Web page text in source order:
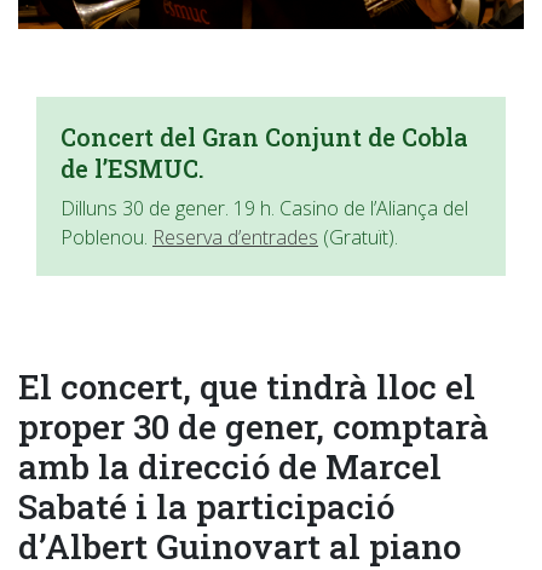
Concert del Gran Conjunt de Cobla
de l’ESMUC.
Dilluns 30 de gener. 19 h. Casino de l’Aliança del
Poblenou. Reserva d’entrades (Gratuït).
El concert, que tindrà lloc el
proper 30 de gener, comptarà
amb la direcció de Marcel
Sabaté i la participació
d’Albert Guinovart al piano